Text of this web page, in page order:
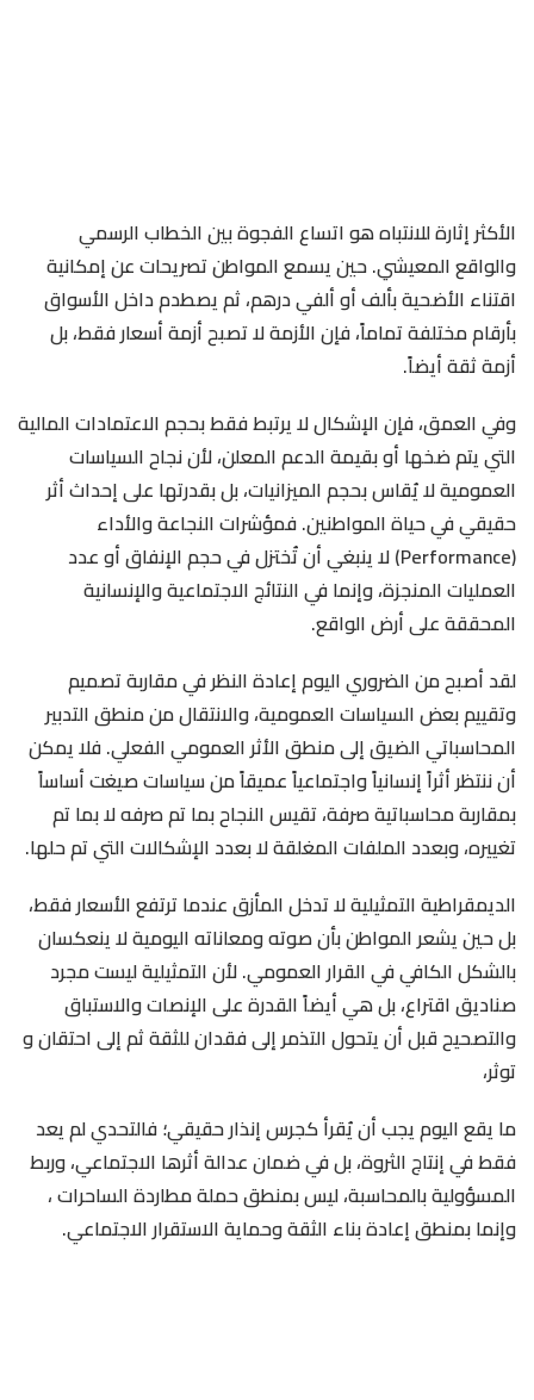
الأكثر إثارة للانتباه هو اتساع الفجوة بين الخطاب الرسمي
والواقع المعيشي. حين يسمع المواطن تصريحات عن إمكانية
اقتناء الأضحية بألف أو ألفي درهم، ثم يصطدم داخل الأسواق
بأرقام مختلفة تماماً، فإن الأزمة لا تصبح أزمة أسعار فقط، بل
أزمة ثقة أيضاً.
وفي العمق، فإن الإشكال لا يرتبط فقط بحجم الاعتمادات المالية
التي يتم ضخها أو بقيمة الدعم المعلن، لأن نجاح السياسات
العمومية لا يُقاس بحجم الميزانيات، بل بقدرتها على إحداث أثر
حقيقي في حياة المواطنين. فمؤشرات النجاعة والأداء
(Performance) لا ينبغي أن تُختزل في حجم الإنفاق أو عدد
العمليات المنجزة، وإنما في النتائج الاجتماعية والإنسانية
المحققة على أرض الواقع.
لقد أصبح من الضروري اليوم إعادة النظر في مقاربة تصميم
وتقييم بعض السياسات العمومية، والانتقال من منطق التدبير
المحاسباتي الضيق إلى منطق الأثر العمومي الفعلي. فلا يمكن
أن ننتظر أثراً إنسانياً واجتماعياً عميقاً من سياسات صيغت أساساً
بمقاربة محاسباتية صرفة، تقيس النجاح بما تم صرفه لا بما تم
تغييره، وبعدد الملفات المغلقة لا بعدد الإشكالات التي تم حلها.
الديمقراطية التمثيلية لا تدخل المأزق عندما ترتفع الأسعار فقط،
بل حين يشعر المواطن بأن صوته ومعاناته اليومية لا ينعكسان
بالشكل الكافي في القرار العمومي. لأن التمثيلية ليست مجرد
صناديق اقتراع، بل هي أيضاً القدرة على الإنصات والاستباق
والتصحيح قبل أن يتحول التذمر إلى فقدان للثقة ثم إلى احتقان و
توثر،
ما يقع اليوم يجب أن يُقرأ كجرس إنذار حقيقي؛ فالتحدي لم يعد
فقط في إنتاج الثروة، بل في ضمان عدالة أثرها الاجتماعي، وربط
المسؤولية بالمحاسبة، ليس بمنطق حملة مطاردة الساحرات ،
وإنما بمنطق إعادة بناء الثقة وحماية الاستقرار الاجتماعي.